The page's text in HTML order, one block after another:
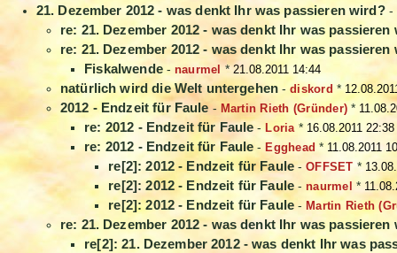
21. Dezember 2012 - was denkt Ihr was passieren wird?-
re: 21. Dezember 2012 - was denkt Ihr was passieren
re: 21. Dezember 2012 - was denkt Ihr was passieren
Fiskalwende- naurmel *21.08.2011 14:44
natürlich wird die Welt untergehen -diskord*
2012 - Endzeit für Faule - Martin Rieth (Gründer) *
re: 2012 - Endzeit für Faule - Loria* 16.08.2011 22:38
re: 2012 - Endzeit für Faule - Egghead * 11.08.2011
re[2]: 2012 - Endzeit für Faule- OFFSET*
re[2]: 2012 - Endzeit für Faule- naurmel *
re[2]: 2012 - Endzeit für Faule- Martin Rieth
re: 21. Dezember 2012 - was denkt Ihr was passieren
re[2]: 21. Dezember 2012 - was denkt Ihr was